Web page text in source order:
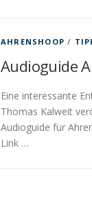
AHRENSHOOP /
Audioguide
Eine interessante
Thomas Kalweit
Audioguide für
Link …